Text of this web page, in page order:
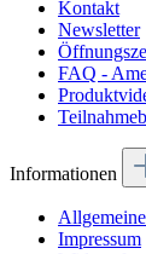
Kontakt
Newsletter
FAQ -
Informationen
Impressum